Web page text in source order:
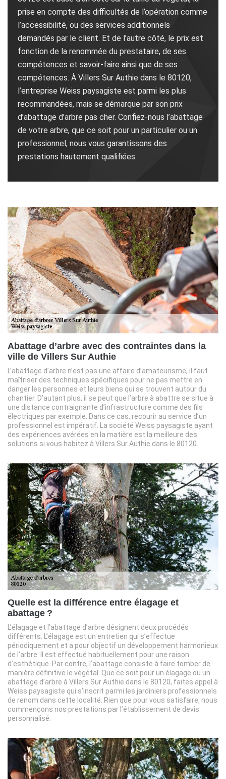
prise en compte des difficultés de l’opération comme
l’accessibilité, ou des services additionnels
demandés par le client. Et de l’autre côté, le prix est
fonction de la renommée du prestataire, de ses
compétences et savoir-faire ainsi que de ses
compétences. À Villers Sur Authie dans le 80120,
l’entreprise Weiss paysagiste est parmi les plus
recommandées, mais se démarque par son prix
d’abattage d’arbre pas cher. Confiez-nous l’abattage
de votre arbre, que ce soit pour un particulier ou un
professionnel, nous vous garantissons des
prestations hautement qualifiées.
Abattage d’arbre avec des contraintes dans la
ville de Villers Sur Authie
L’abattage d’arbre n’est pas une affaire d’amateurisme, il faut
maîtriser des techniques spécifiques pour ne pas mettre en
danger les personnes et leurs biens qui se trouvent autour du
chantier. D’autant plus, il se peut que l’arbre à abattre se situe à
une distance contraignante d’infrastructure comme des fils
électriques par exemple. Dans ce cas, recourir au service d’un
professionnel est impératif. La société Weiss paysagiste ayant
des expériences avérées en la matière est la meilleure des
solutions si vous habitez à Villers Sur Authie dans le 80120.
Quelle est la différence entre élagage et
abattage ?
L’élagage et l’abattage d’arbre désignent deux procédés
différents. L’élagage est un entretien qui s’effectue
périodiquement et a pour objectif un développement harmonieux
de l’arbre. Il est effectué habituellement pour une raison
d’esthétique. Par contre, l’abattage consiste à faire tomber de
manière définitive le végétal. Que ce soit pour un élagage ou un
abattage d’arbre à Villers Sur Authie dans le 80120, faites appel à
Weiss paysagiste qui s’inscrit parmi les jardiniers professionnels
de renom dans cette localité. Rien que pour vous satisfaire, nous
commençons nos prestations par l’établissement de devis
personnalisé.